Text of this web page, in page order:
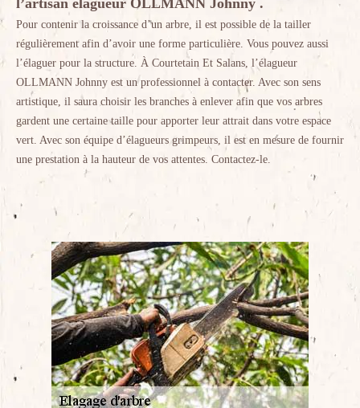
l’artisan élagueur OLLMANN Johnny .
Pour contenir la croissance d’un arbre, il est possible de la tailler
régulièrement afin d’avoir une forme particulière. Vous pouvez aussi
l’élaguer pour la structure. À Courtetain Et Salans, l’élagueur
OLLMANN Johnny est un professionnel à contacter. Avec son sens
artistique, il saura choisir les branches à enlever afin que vos arbres
gardent une certaine taille pour apporter leur attrait dans votre espace
vert. Avec son équipe d’élagueurs grimpeurs, il est en mesure de fournir
une prestation à la hauteur de vos attentes. Contactez-le.